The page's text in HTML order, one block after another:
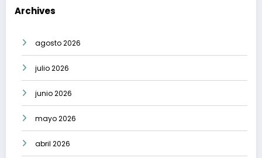
Archives
agosto 2026
julio 2026
junio 2026
mayo 2026
abril 2026